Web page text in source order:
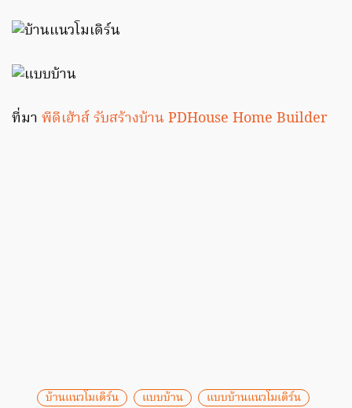
ที่มา พีดีเฮ้าส์ รับสร้างบ้าน PDHouse Home Builder
บ้านแนวโมเดิร์น แบบบ้าน แบบบ้านแนวโมเดิร์น